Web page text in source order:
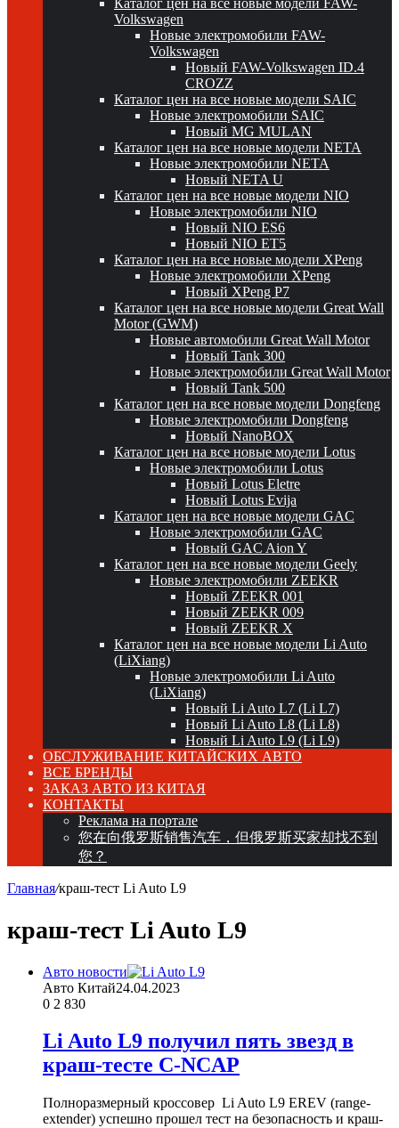
Каталог цен на все новые модели FAW-
Volkswagen
Новые электромобили FAW-
Volkswagen
Новый FAW-Volkswagen ID.4
CROZZ
Каталог цен на все новые модели SAIC
Новые электромобили SAIC
Новый MG MULAN
Каталог цен на все новые модели NETA
Новые электромобили NETA
Новый NETA U
Каталог цен на все новые модели NIO
Новые электромобили NIO
Новый NIO ES6
Новый NIO ET5
Каталог цен на все новые модели XPeng
Новые электромобили XPeng
Новый XPeng P7
Каталог цен на все новые модели Great Wall
Motor (GWM)
Новые автомобили Great Wall Motor
Новый Tank 300
Новые электромобили Great Wall Motor
Новый Tank 500
Каталог цен на все новые модели Dongfeng
Новые электромобили Dongfeng
Новый NanoBOX
Каталог цен на все новые модели Lotus
Новые электромобили Lotus
Новый Lotus Eletre
Новый Lotus Evija
Каталог цен на все новые модели GAC
Новые электромобили GAC
Новый GAC Aion Y
Каталог цен на все новые модели Geely
Новые электромобили ZEEKR
Новый ZEEKR 001
Новый ZEEKR 009
Новый ZEEKR X
Каталог цен на все новые модели Li Auto
(LiXiang)
Новые электромобили Li Auto
(LiXiang)
Новый Li Auto L7 (Li L7)
Новый Li Auto L8 (Li L8)
Новый Li Auto L9 (Li L9)
ОБСЛУЖИВАНИЕ КИТАЙСКИХ АВТО
ВСЕ БРЕНДЫ
ЗАКАЗ АВТО ИЗ КИТАЯ
КОНТАКТЫ
Реклама на портале
您在向俄罗斯销售汽车，但俄罗斯买家却找不到
您？
Главная/краш-тест Li Auto L9
краш-тест Li Auto L9
Авто новости
Авто Китай24.04.2023
0 2 830
Li Auto L9 получил пять звезд в
краш-тесте C-NCAP
Полноразмерный кроссовер Li Auto L9 EREV (range-
extender) успешно прошел тест на безопасность и краш-